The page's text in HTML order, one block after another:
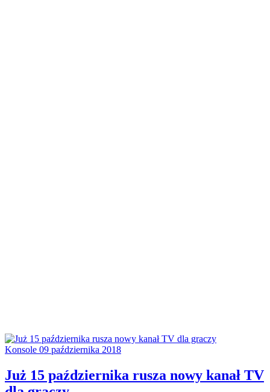
Konsole 09 października 2018
Już 15 października rusza nowy kanał TV